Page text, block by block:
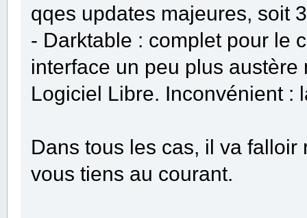
qqes updates majeures, soit
- Darktable : complet pour le
interface un peu plus
Logiciel Libre. Inconvénient :
Dans tous les cas, il va
vous tiens au courant.